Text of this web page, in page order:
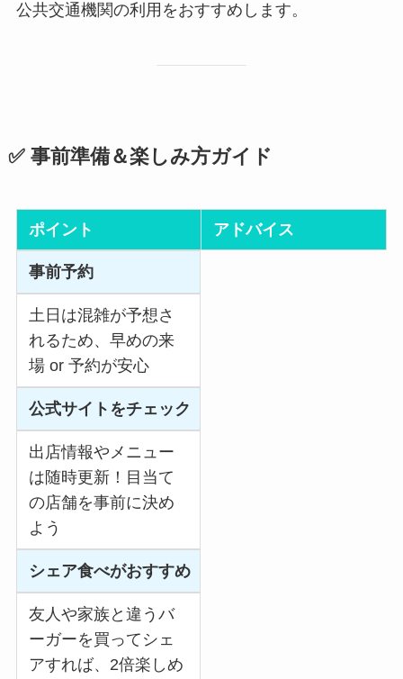
公共交通機関の利用をおすすめします。
✅ 事前準備＆楽しみ方ガイド
ポイント アドバイス
事前予約
土日は混雑が予想さ
れるため、早めの来
場 or 予約が安心
公式サイトをチェック
出店情報やメニュー
は随時更新！目当て
の店舗を事前に決め
よう
シェア食べがおすすめ
友人や家族と違うバ
ーガーを買ってシェ
アすれば、2倍楽しめ